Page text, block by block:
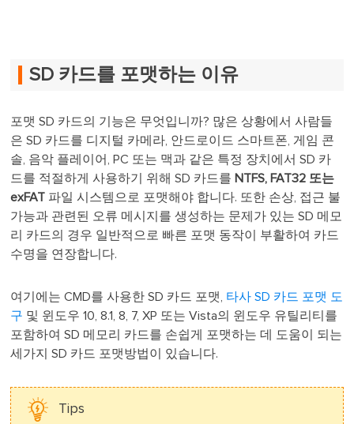
SD 카드를 포맷하는 이유
포맷 SD 카드의 기능은 무엇입니까? 많은 상황에서 사람들
은 SD 카드를 디지털 카메라, 안드로이드 스마트폰, 게임 콘
솔, 음악 플레이어, PC 또는 맥과 같은 특정 장치에서 SD 카
드를 적절하게 사용하기 위해 SD 카드를 NTFS, FAT32 또는
exFAT 파일 시스템으로 포맷해야 합니다. 또한 손상, 접근 불
가능과 관련된 오류 메시지를 생성하는 문제가 있는 SD 메모
리 카드의 경우 일반적으로 빠른 포맷 동작이 부활하여 카드
수명을 연장합니다.
여기에는 CMD를 사용한 SD 카드 포맷,
타사 SD 카드 포맷 도
구 및 윈도우 10, 8.1, 8, 7, XP 또는 Vista의 윈도우 유틸리티를
포함하여 SD 메모리 카드를 손쉽게 포맷하는 데 도움이 되는
세가지 SD 카드 포맷방법이 있습니다.
Tips